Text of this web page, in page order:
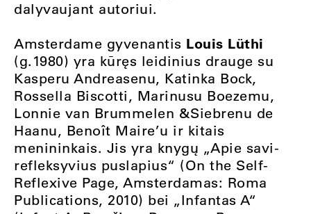
dalyvaujant autoriui.
Amsterdame gyvenantis Louis Lüthi
(g.1980) yra kūręs leidinius drauge su
Kasperu Andreasenu, Katinka Bock,
Rossella Biscotti, Marinusu Boezemu,
Lonnie van Brummelen &Siebrenu de
Haanu, Benoît Maire’u ir kitais
menininkais. Jis yra knygų „Apie savi-
refleksyvius puslapius“ (On the Self-
Reflexive Page, Amsterdamas: Roma
Publications, 2010) bei „Infantas A“